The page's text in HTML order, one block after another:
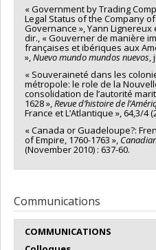
« Government by Trading
Legal Status of the Company
Governance », Yann Lignereux
dir., « Gouverner de manière
françaises et ibériques aux
»,Nuevo mundo mundos nuevos,
« Souveraineté dans les
métropole: le role de la
consolidation de l’autorité
1628 »,Revue d’histoire de
France et L’Atlantique », 64,3/4
« Canada or Guadeloupe?:
of Empire, 1760-1763 »,
(November 2010) : 637-60.
Communications
COMMUNICATIONS